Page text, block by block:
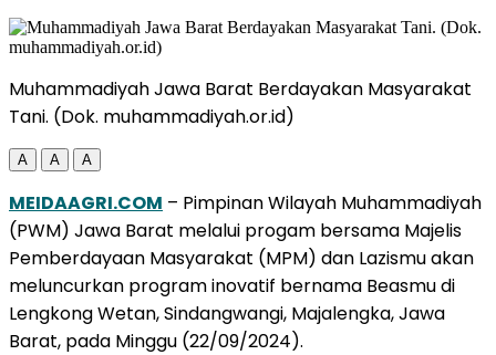
Muhammadiyah Jawa Barat Berdayakan Masyarakat
Tani. (Dok. muhammadiyah.or.id)
A A A
MEIDAAGRI.COM – Pimpinan Wilayah Muhammadiyah
(PWM) Jawa Barat melalui progam bersama Majelis
Pemberdayaan Masyarakat (MPM) dan Lazismu akan
meluncurkan program inovatif bernama Beasmu di
Lengkong Wetan, Sindangwangi, Majalengka, Jawa
Barat, pada Minggu (22/09/2024).